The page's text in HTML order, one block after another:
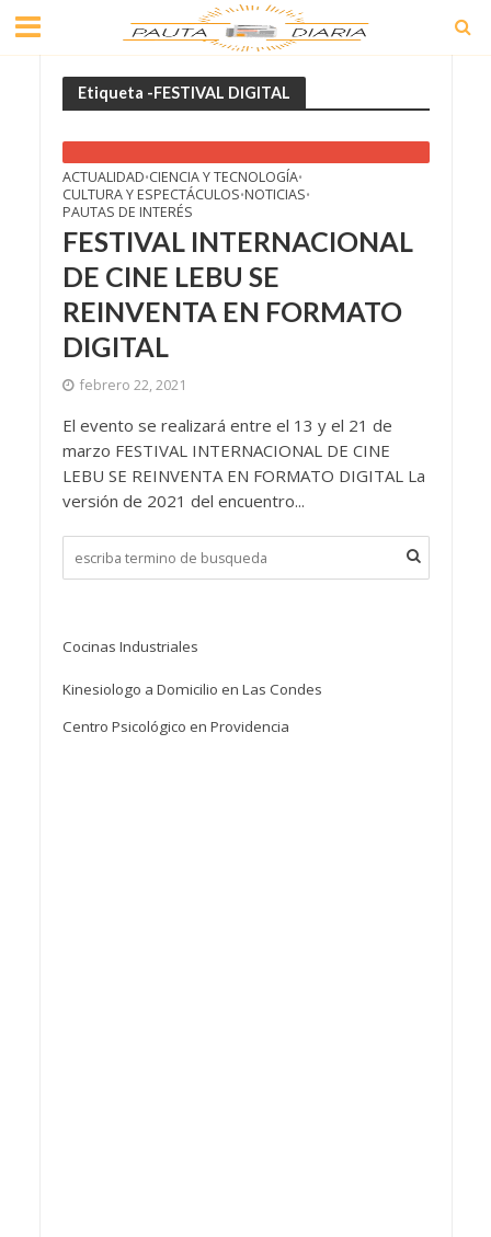
Etiqueta -FESTIVAL DIGITAL
ACTUALIDAD•CIENCIA Y TECNOLOGÍA•
CULTURA Y ESPECTÁCULOS•NOTICIAS•
PAUTAS DE INTERÉS
FESTIVAL INTERNACIONAL
DE CINE LEBU SE
REINVENTA EN FORMATO
DIGITAL
febrero 22, 2021
El evento se realizará entre el 13 y el 21 de
marzo FESTIVAL INTERNACIONAL DE CINE
LEBU SE REINVENTA EN FORMATO DIGITAL La
versión de 2021 del encuentro...
Cocinas Industriales
Kinesiologo a Domicilio en Las Condes
Centro Psicológico en Providencia